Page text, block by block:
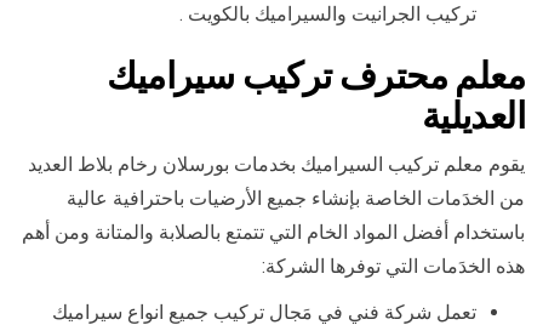
تركيب الجرانيت والسيراميك بالكويت .
معلم محترف تركيب سيراميك
العديلية
يقوم معلم تركيب السيراميك بخدمات بورسلان رخام بلاط العديد
من الخدَمات الخاصة بإنشاء جميع الأرضيات باحترافية عالية
باستخدام أفضل المواد الخام التي تتمتع بالصلابة والمتانة ومن أهم
هذه الخدَمات التي توفرها الشركة:
تعمل شركة فني في مَجال تركيب جميع انواع سيراميك